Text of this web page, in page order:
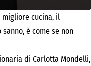
migliore cucina, il
è come se non
di Carlotta Mondelli,